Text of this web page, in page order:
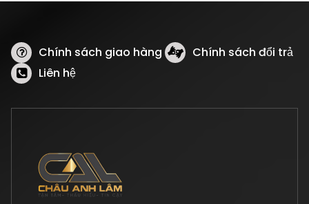
Chính sách giao hàng
Chính sách đổi trả
Liên hệ